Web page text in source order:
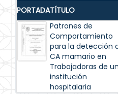
PORTADATÍTULO
Patrones de
Comportamiento
para la detección
CA mamario en
Trabajadoras de
institución
hospitalaria